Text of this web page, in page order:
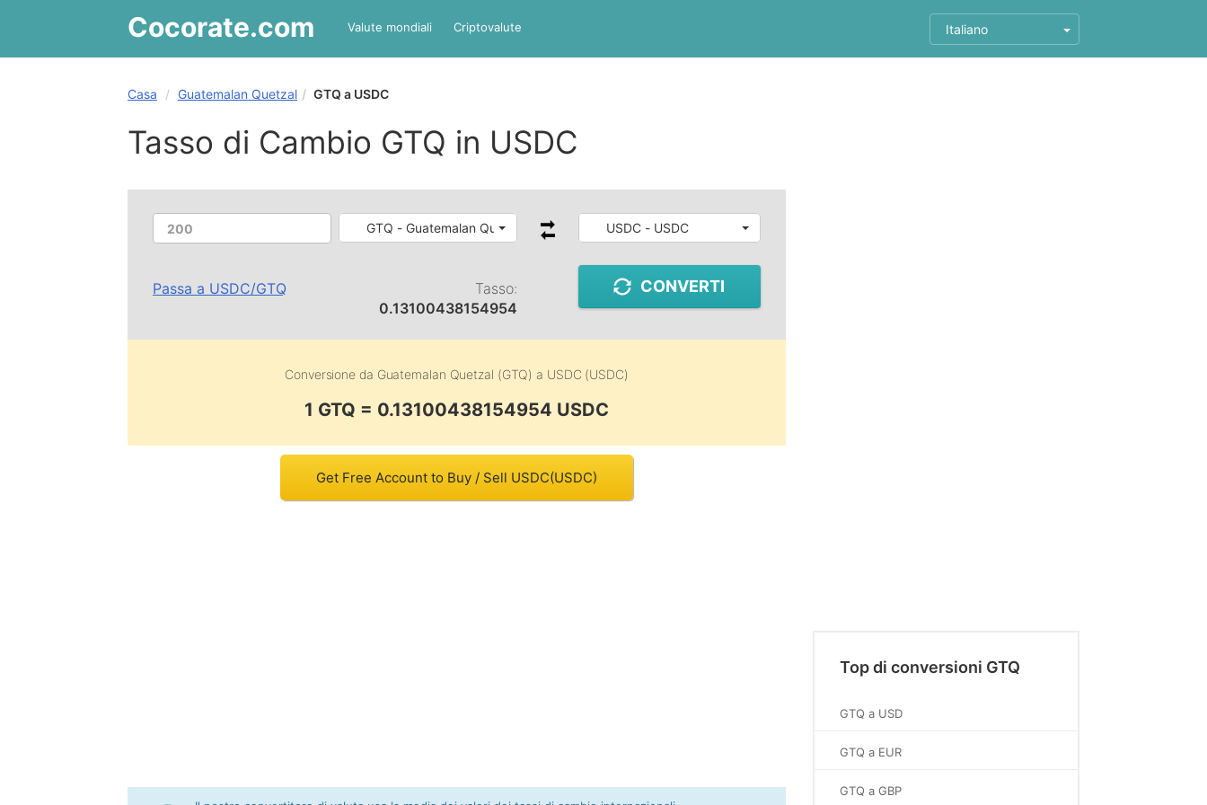
Cocorate.com Valute mondiali Criptovalute Italiano
Casa Guatemalan Quetzal GTQ a USDC
Tasso di Cambio GTQ in USDC
GTQ - Guatemalan Quetzal USDC - USDC
Passa a USDC/GTQ
Tasso:
0.13100438154954
CONVERTI
Conversione da Guatemalan Quetzal (GTQ) a USDC (USDC)
1 GTQ = 0.13100438154954 USDC
Get Free Account to Buy / Sell USDC(USDC)
Top di conversioni GTQ
GTQ a USD
GTQ a EUR
GTQ a GBP